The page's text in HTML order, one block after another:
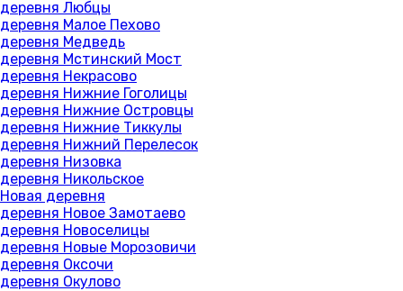
деревня Любцы
деревня Малое Пехово
деревня Медведь
деревня Мстинский Мост
деревня Некрасово
деревня Нижние Гоголицы
деревня Нижние Островцы
деревня Нижние Тиккулы
деревня Нижний Перелесок
деревня Низовка
деревня Никольское
Новая деревня
деревня Новое Замотаево
деревня Новоселицы
деревня Новые Морозовичи
деревня Оксочи
деревня Окулово